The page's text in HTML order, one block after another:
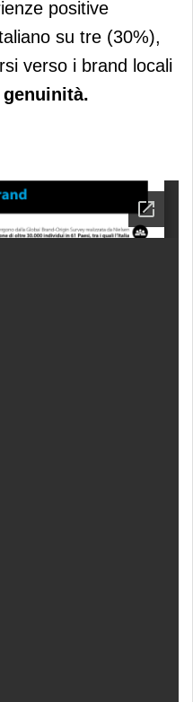
positive
su tre (30%),
verso i brand locali